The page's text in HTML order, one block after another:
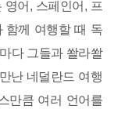
어, 스페인어, 프
함께 여행할 때 독
다 그들과 쏼라쏼
난 네덜란드 여행
만큼 여러 언어를